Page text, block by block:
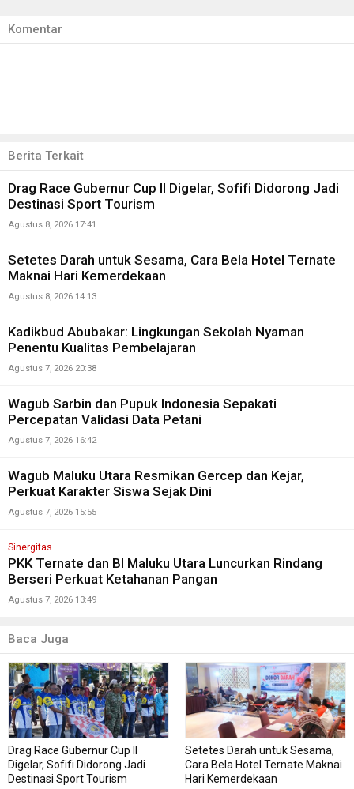
Komentar
Berita Terkait
Drag Race Gubernur Cup II Digelar, Sofifi Didorong Jadi
Destinasi Sport Tourism
Agustus 8, 2026 17:41
Setetes Darah untuk Sesama, Cara Bela Hotel Ternate
Maknai Hari Kemerdekaan
Agustus 8, 2026 14:13
Kadikbud Abubakar: Lingkungan Sekolah Nyaman
Penentu Kualitas Pembelajaran
Agustus 7, 2026 20:38
Wagub Sarbin dan Pupuk Indonesia Sepakati
Percepatan Validasi Data Petani
Agustus 7, 2026 16:42
Wagub Maluku Utara Resmikan Gercep dan Kejar,
Perkuat Karakter Siswa Sejak Dini
Agustus 7, 2026 15:55
Sinergitas
PKK Ternate dan BI Maluku Utara Luncurkan Rindang
Berseri Perkuat Ketahanan Pangan
Agustus 7, 2026 13:49
Baca Juga
Drag Race Gubernur Cup II
Digelar, Sofifi Didorong Jadi
Destinasi Sport Tourism
Setetes Darah untuk Sesama,
Cara Bela Hotel Ternate Maknai
Hari Kemerdekaan